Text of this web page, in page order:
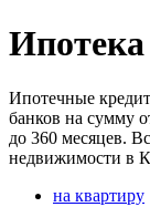
Ипотечные
банков на сумму
до 360 месяцев.
недвижимости в
на квартиру